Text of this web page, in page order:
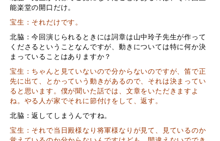
能楽堂の開口だけ。
宝生：それだけです。
北脇：今回演じられるときには詞章は山中玲子先生が作って
くださるということなんですが、動きについては特に何か決
まっていることはありますか？
宝生：ちゃんと見ていないので分からないのですが、笛で正
先に出て、とかっていう動きがあるので、それは決まってい
ると思います。僕が聞いた話では、文章をいただきますよ
ね。やる人が家でそれに節付けをして、返す。
北脇：返してしまうんですね。
宝生：それで当日殿様なり将軍様なりが見て、見ているのか